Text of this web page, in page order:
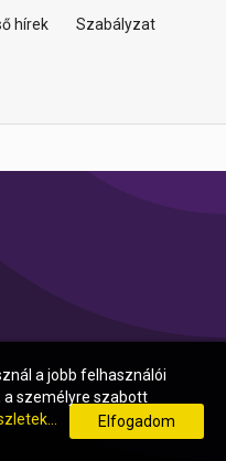
hírek
Szabályzat
a jobb felhasználói
a személyre szabott
Elfogadom